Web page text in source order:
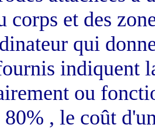
corps et des
qui
indiquent
ou
80% , le coût